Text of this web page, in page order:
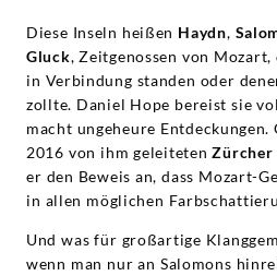
Diese Inseln heißen Haydn,
Gluck, Zeitgenossen von
in Verbindung standen oder
zollte. Daniel Hope bereist sie
macht ungeheure
2016 von ihm geleitetenZürcher
er den Beweis an, dass Mozart-
in allen möglichen
Und was für großartige
wenn man nur an Salomons